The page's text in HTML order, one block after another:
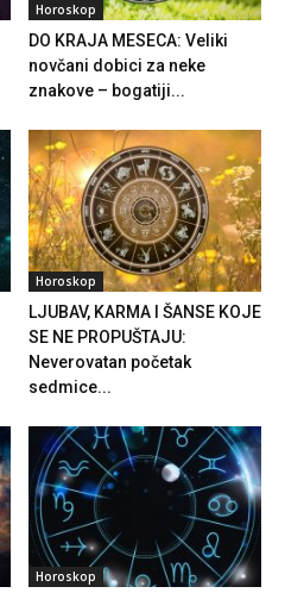
Horoskop
DO KRAJA MESECA: Veliki
novčani dobici za neke
znakove – bogatiji...
Horoskop
LJUBAV, KARMA I ŠANSE KOJE
SE NE PROPUŠTAJU:
Neverovatan početak
sedmice...
Horoskop